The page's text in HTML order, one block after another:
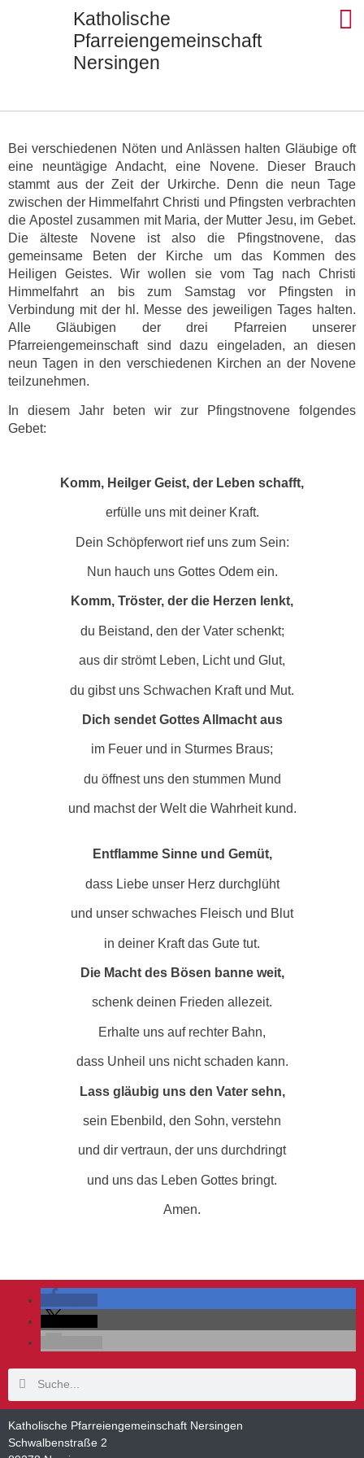
Katholische
Pfarreiengemeinschaft
Nersingen
Bei verschiedenen Nöten und Anlässen halten Gläubige oft
eine neuntägige Andacht, eine Novene. Dieser Brauch
stammt aus der Zeit der Urkirche. Denn die neun Tage
zwischen der Himmelfahrt Christi und Pfingsten verbrachten
die Apostel zusammen mit Maria, der Mutter Jesu, im Gebet.
Die älteste Novene ist also die Pfingstnovene, das
gemeinsame Beten der Kirche um das Kommen des
Heiligen Geistes. Wir wollen sie vom Tag nach Christi
Himmelfahrt an bis zum Samstag vor Pfingsten in
Verbindung mit der hl. Messe des jeweiligen Tages halten.
Alle Gläubigen der drei Pfarreien unserer
Pfarreiengemeinschaft sind dazu eingeladen, an diesen
neun Tagen in den verschiedenen Kirchen an der Novene
teilzunehmen.
In diesem Jahr beten wir zur Pfingstnovene folgendes
Gebet:
Komm, Heilger Geist, der Leben schafft,
erfülle uns mit deiner Kraft.
Dein Schöpferwort rief uns zum Sein:
Nun hauch uns Gottes Odem ein.
Komm, Tröster, der die Herzen lenkt,
du Beistand, den der Vater schenkt;
aus dir strömt Leben, Licht und Glut,
du gibst uns Schwachen Kraft und Mut.
Dich sendet Gottes Allmacht aus
im Feuer und in Sturmes Braus;
du öffnest uns den stummen Mund
und machst der Welt die Wahrheit kund.
Entflamme Sinne und Gemüt,
dass Liebe unser Herz durchglüht
und unser schwaches Fleisch und Blut
in deiner Kraft das Gute tut.
Die Macht des Bösen banne weit,
schenk deinen Frieden allezeit.
Erhalte uns auf rechter Bahn,
dass Unheil uns nicht schaden kann.
Lass gläubig uns den Vater sehn,
sein Ebenbild, den Sohn, verstehn
und dir vertraun, der uns durchdringt
und uns das Leben Gottes bringt.
Amen.
Katholische Pfarreiengemeinschaft Nersingen
Schwalbenstraße 2